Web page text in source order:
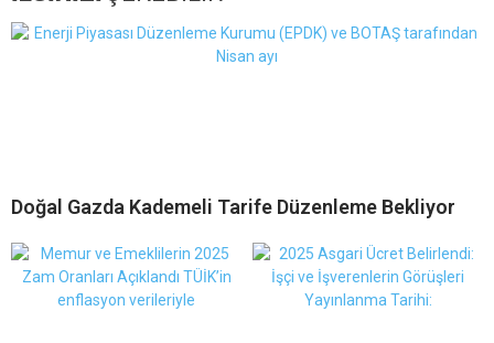
Doğal Gazda Kademeli Tarife Düzenleme Bekliyor